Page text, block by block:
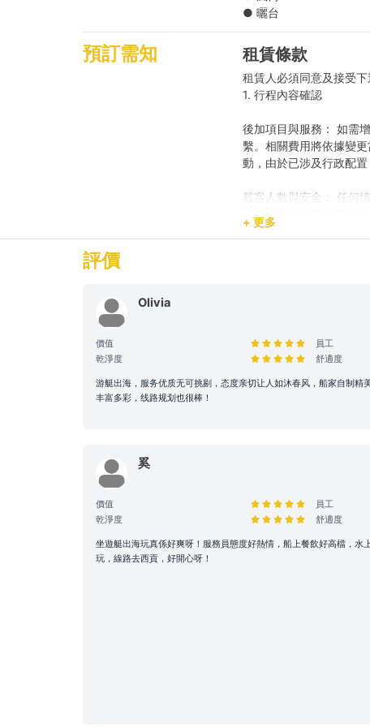
蒜蓉煎豬扒
清甜粟米
以上選6款
雞粥轉蟹粥 (
*餐單可能會因食材供應
Holimood為您代訂更多
● 曬台
預訂需知 租賃條款
租賃人必須同意及接受下
1. 行程內容確認
後加項目與服務： 如需
繫。相關費用將依據變
動，由於已涉及行政配置
載客人數與安全： 任何
訂，請即時聯繫我們補齊
席，則視為放棄該次航行
航行與路線安排： 為保
由船長落實。若行程因
安全行為指引： 乘客需
環境與財物維護： 為了
自行妥善保管，
設施損壞與賠償責任：
毀、偷竊或被移走，租
合法行為保障： 所有行
租船期間，如有任何設
或被移走，租賃人應向
大型設備與煮食： 若租
+ 更多
評價
Olivia
價值
員工
乾淨度
舒適度
游艇出海，服务优质无可挑剔，态度亲切让人如沐春风，船家自制精
丰富多彩，线路规划也很棒！
奚
價值
員工
乾淨度
舒適度
坐遊艇出海玩真係好爽呀！服務員態度好熱情，船上餐飲好高檔，水
玩，線路去西貢，好開心呀！